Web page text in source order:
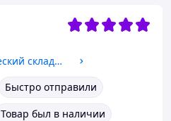
Сидушка каремат тактический складной 5 секций, коврик для сидения военный, поджопник пятиточка армейская Мультикам
Быстро отправили
Товар был в наличии